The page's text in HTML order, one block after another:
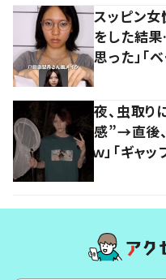
スッピン
をした結
思った」「
夜、虫取
感”→直後
ｗ」「ギャ